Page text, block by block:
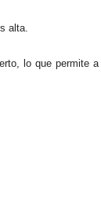
alta.
lo que permite